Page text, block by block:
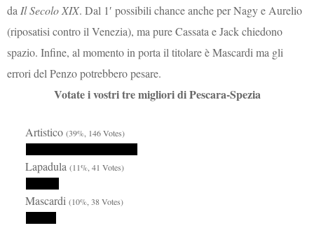
da Il Secolo XIX. Dal 1′ possibili chance anche per Nagy e Aurelio
(riposatisi contro il Venezia), ma pure Cassata e Jack chiedono
spazio. Infine, al momento in porta il titolare è Mascardi ma gli
errori del Penzo potrebbero pesare.
Votate i vostri tre migliori di Pescara-Spezia
Artistico(39%, 146 Votes)
Lapadula(11%, 41 Votes)
Mascardi(10%, 38 Votes)